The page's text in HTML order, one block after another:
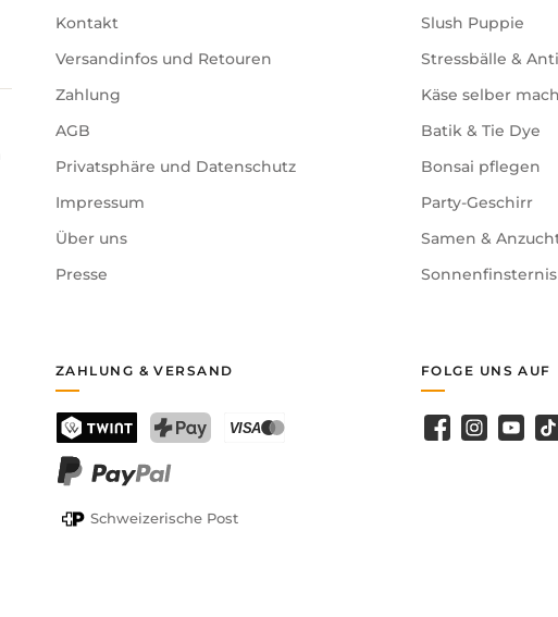
weltweit praktiziert, hat aber bisher keine gesicherte
Selbstreflexion und Energiearbeit.
Kontakt
Versandinfos und Retouren
Zahlung
AGB
Privatsphäre und Datenschutz
Impressum
Über uns
Presse
Slush Puppie
Stressbälle &
Käse selber
Batik & Tie Dye
Bonsai pflegen
Party-Geschirr
Samen &
Sonnenfinsternis
ZAHLUNG & VERSAND
TWINT
Schweizerische Post
FOLGE UNS AUF
Facebook
Instagram